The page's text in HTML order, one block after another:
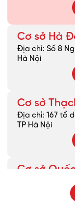
Cơ sở Hà
Địa chỉ: Số 8
Hà Nội
Cơ sở
Địa chỉ: 167 tổ
TP Hà Nội
Cơ sở